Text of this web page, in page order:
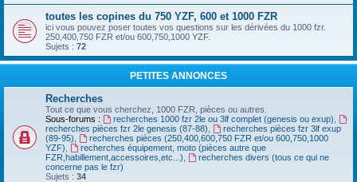
toutes les copines du 750 YZF, 600 et 1000 FZR
ici vous pouvez poser toutes vos questions sur les dérivées du 1000 fzr.
250,400,750 FZR et/ou 600,750,1000 YZF.
Sujets : 72
PETITES ANNONCES
Recherches
Tout ce que vous cherchez, 1000 FZR, pièces ou autres.
Sous-forums :
recherches 1000 fzr 2le ou 3lf complet (genesis ou exup)
recherches pièces fzr 2le genesis (87-88)
recherches pièces fzr 3lf exup
(89-95)
recherches pièces (250,400,600,750 FZR et/ou 600,750,1000
YZF)
recherches équipement, moto (pièces autre que
FZR,habillement,accessoires,etc...)
recherches divers (tous ce qui ne
concerne pas le fzr)
Sujets : 34